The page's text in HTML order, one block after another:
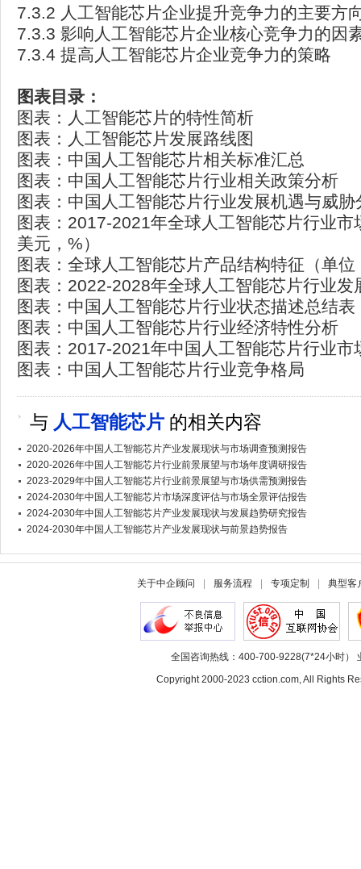
7.3.2 人工智能芯片企业提升竞争力的主要方
7.3.3 影响人工智能芯片企业核心竞争力的因
7.3.4 提高人工智能芯片企业竞争力的策略
图表目录：
图表：人工智能芯片的特性简析
图表：人工智能芯片发展路线图
图表：中国人工智能芯片相关标准汇总
图表：中国人工智能芯片行业相关政策分析
图表：中国人工智能芯片行业发展机遇与威胁
图表：2017-2021年全球人工智能芯片行业市
美元，%）
图表：全球人工智能芯片产品结构特征（单位
图表：2022-2028年全球人工智能芯片行业发
图表：中国人工智能芯片行业状态描述总结表
图表：中国人工智能芯片行业经济特性分析
图表：2017-2021年中国人工智能芯片行业市
图表：中国人工智能芯片行业竞争格局
与 人工智能芯片 的相关内容
2020-2026年中国人工智能芯片产业发展现状与市场调查预测报告
2020-2026年中国人工智能芯片行业前景展望与市场年度调研报告
2023-2029年中国人工智能芯片行业前景展望与市场供需预测报告
2024-2030年中国人工智能芯片市场深度评估与市场全景评估报告
2024-2030年中国人工智能芯片产业发展现状与发展趋势研究报告
2024-2030年中国人工智能芯片产业发展现状与前景趋势报告
关于中企顾问 服务流程 专项定制 典型客
全国咨询热线：400-700-9228(7*24小时）
Copyright 2000-2023 cction.com, All Rights